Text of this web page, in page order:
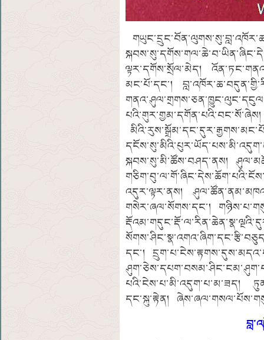
ལྟར་དགོས་སྲོལ་མེད།
མང་པོ་དང་།
སྐབས་སུ་མི་ཚོས་བཤད་ནས།
འདུར་ལྟར་ནས།
གསེར་ཞལ་སོགས་དང་།
དང་།
པའི་ངེས་པ་མི་འདུག་པ་མ་ཟད།
དང་སྐུ་རྟེན།